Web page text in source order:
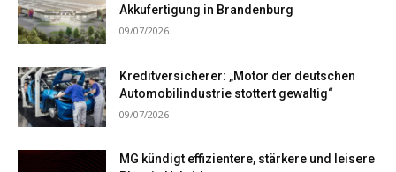
Akkufertigung in Brandenburg
09/07/2026
Kreditversicherer: „Motor der deutschen
Automobilindustrie stottert gewaltig“
09/07/2026
MG kündigt effizientere, stärkere und leisere